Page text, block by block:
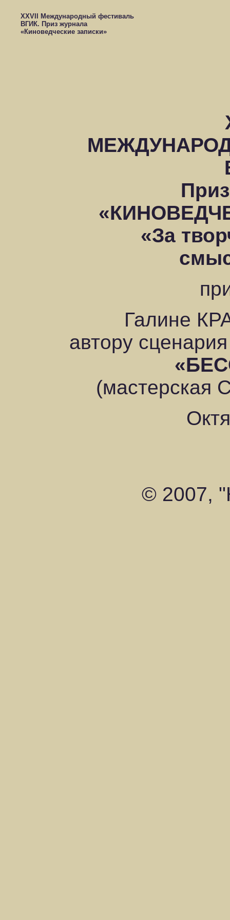
XXVII Международный фестиваль
ВГИК. Приз журнала
«Киноведческие записки»
«За
Галине
автору
(мастерская
© 2007,